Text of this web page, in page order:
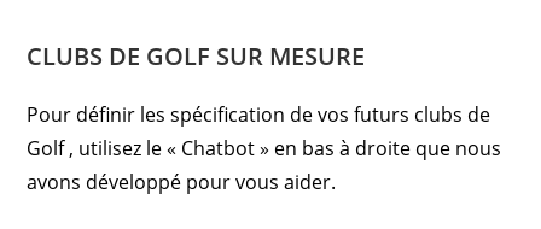
CLUBS DE GOLF SUR MESURE
Pour définir les spécification de vos futurs clubs de
Golf , utilisez le « Chatbot » en bas à droite que nous
avons développé pour vous aider.